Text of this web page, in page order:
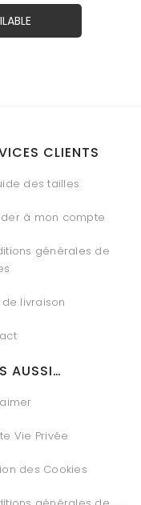
CLIENTS
des tailles
à mon compte
générales de
de livraison
AUSSI…
Vie Privée
des Cookies